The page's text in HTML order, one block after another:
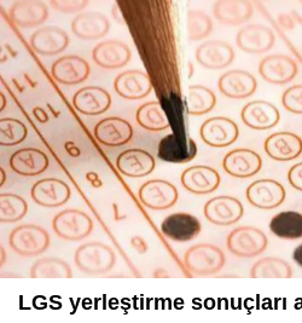
LGS yerleştirme sonuçları